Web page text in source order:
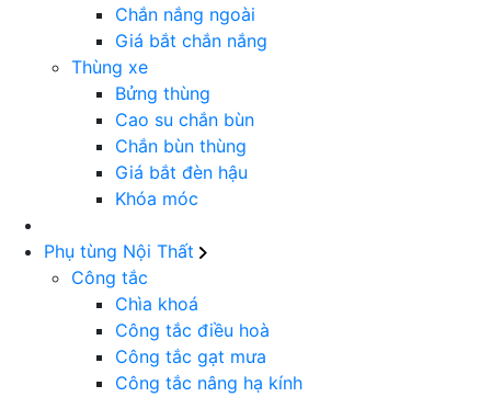
Chắn nắng ngoài
Giá bắt chắn nắng
Thùng xe
Bửng thùng
Cao su chắn bùn
Chắn bùn thùng
Giá bắt đèn hậu
Khóa móc
Phụ tùng Nội Thất
Công tắc
Chìa khoá
Công tắc điều hoà
Công tắc gạt mưa
Công tắc nâng hạ kính